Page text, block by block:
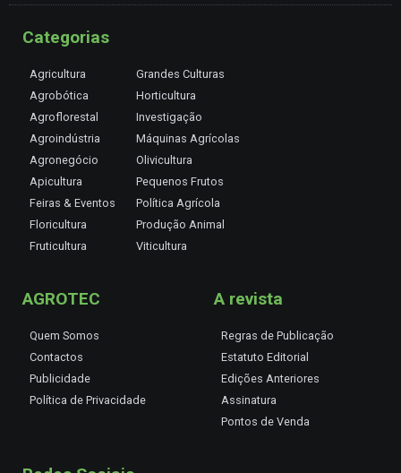
Categorias
Agricultura
Agrobótica
Agroflorestal
Agroindústria
Agronegócio
Apicultura
Feiras & Eventos
Floricultura
Fruticultura
Grandes Culturas
Horticultura
Investigação
Máquinas Agrícolas
Olivicultura
Pequenos Frutos
Política Agrícola
Produção Animal
Viticultura
AGROTEC
Quem Somos
Contactos
Publicidade
Política de Privacidade
A revista
Regras de Publicação
Estatuto Editorial
Edições Anteriores
Assinatura
Pontos de Venda